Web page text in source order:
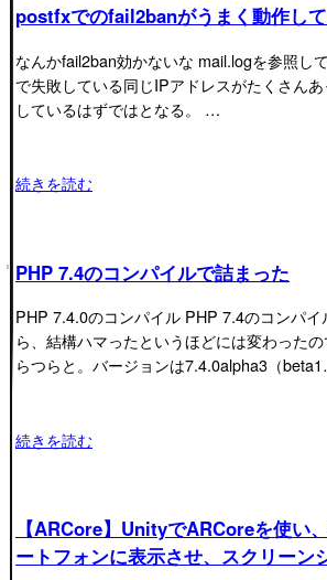
postfxでのfail2banがうまく動作し
なんかfail2ban効かないな mail.logを参照し
で失敗している同じIPアドレスがたくさん
しているはずではとなる。 …
続きを読む
PHP 7.4のコンパイルで詰まった
PHP 7.4.0のコンパイル PHP 7.4のコンパイ
ら、結構ハマったというほどには変わった
らつらと。バージョンは7.4.0alpha3（
続きを読む
【ARCore】UnityでARCoreを使い
ートフォンに表示させ、スクリーン